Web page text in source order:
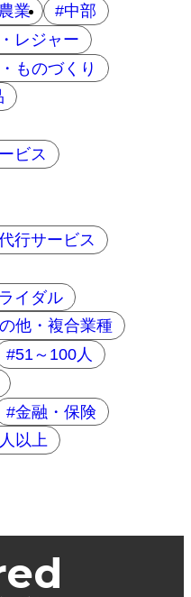
業
中部
レジャー
ものづくり
ビス
行サービス
イダル
他・複合業種
51～100人
金融・保険
以上